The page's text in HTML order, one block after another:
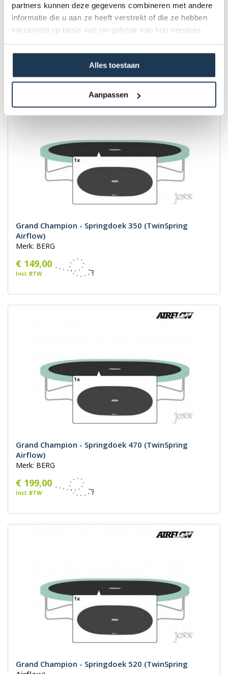
partners kunnen deze gegevens combineren met andere
informatie die u aan ze heeft verstrekt of die ze hebben
verzameld op basis van uw gebruik van hun services.
Alles toestaan
Aanpassen
Grand Favorit - Springdoek 520
Merk: BERG
Incl. BTW
Grand Champion - Springdoek 350 (TwinSpring
Airflow)
Merk: BERG
€ 149,00
Incl. BTW
Grand Champion - Springdoek 470 (TwinSpring
Airflow)
Merk: BERG
€ 199,00
Incl. BTW
Grand Champion - Springdoek 520 (TwinSpring